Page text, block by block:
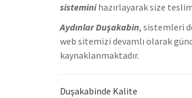
sisteminihazırlayarak size
Aydınlar Duşakabin, sistemleri
web sitemizi devamlı olarak
kaynaklanmaktadır.
Duşakabinde Kalite